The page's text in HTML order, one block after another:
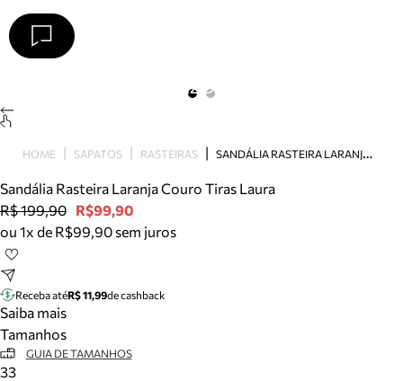
Papete
Scarpin
Mocassim
Bolsa
Tênis
Mule
Rasteira
Precisa de ajuda?
Arezzo
HOME SAPATOS RASTEIRAS S
ANDÁLIA RASTEIRA LARANJA COURO TIRAS LAURA
Sandália Rasteira Laranja Couro Tiras Laura
R$ 199,90 R$99,90
ou 1x de R$99,90 sem juros
Receba atéR$ 11,99de cashback
Saiba mais
Tamanhos
GUIA DE TAMANHOS
33